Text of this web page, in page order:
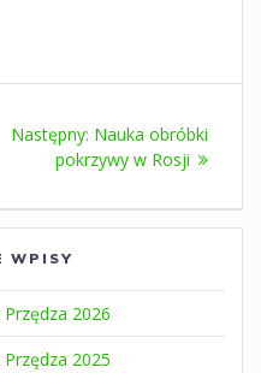
Następny: Następny
wpis:
Nauka obróbki
pokrzywy w Rosji
WPISY
2026
2025